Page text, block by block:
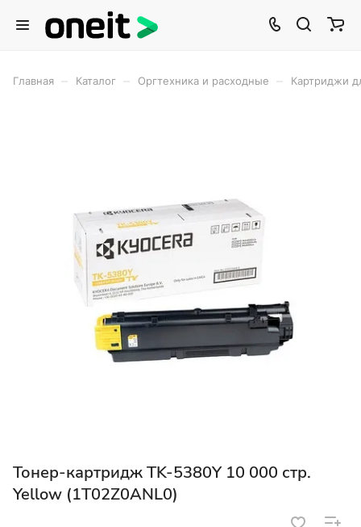
Главная Каталог Оргтехника и расходные Картриджи
Тонер-картридж TK-5380Y 10 000 стр.
Yellow (1T02Z0ANL0)